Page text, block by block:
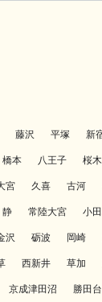
藤沢 平塚 新
橋本 八王子 桜
宮 久喜 古河
静 常陸大宮 小
沢 砺波 岡崎
西新井 草加
京成津田沼 勝田台